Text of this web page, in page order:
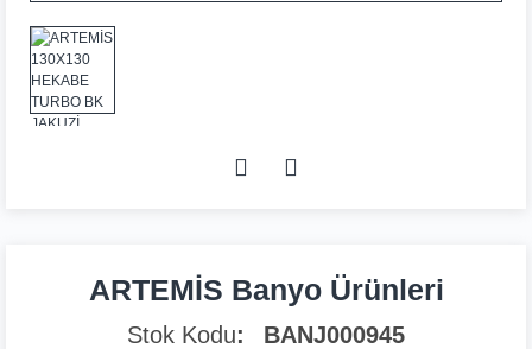
ARTEMİS Banyo Ürünleri
Stok Kodu BANJ000945